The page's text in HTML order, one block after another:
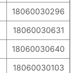
18060030296
18060030631
18060030640
18060030103